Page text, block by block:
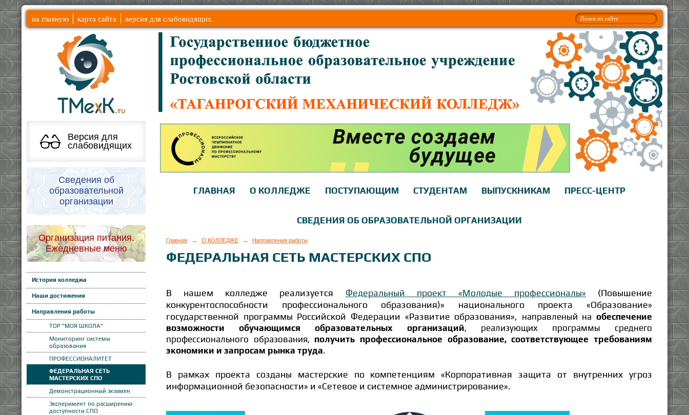
на главную карта сайта версия для слабовидящих
Версия для
слабовидящих
Сведения об
образовательной
организации
Организация питания.
Ежедневные меню
История колледжа
Наши достижения
Направления работы
ТОР "МОЯ ШКОЛА"
Мониторинг системы
образования
ПРОФЕССИОНАЛИТЕТ
ФЕДЕРАЛЬНАЯ СЕТЬ
МАСТЕРСКИХ СПО
Демонстрационный экзамен
Эксперимент по расширению
доступности СПО
ГЛАВНАЯ О КОЛЛЕДЖЕ ПОСТУПАЮЩИМ СТУДЕНТАМ ВЫПУСКНИКАМ ПРЕСС-ЦЕНТР
СВЕДЕНИЯ ОБ ОБРАЗОВАТЕЛЬНОЙ ОРГАНИЗАЦИИ
Главная → О КОЛЛЕДЖЕ → Направления работы
ФЕДЕРАЛЬНАЯ СЕТЬ МАСТЕРСКИХ СПО
В нашем колледже реализуется Федеральный проект «Молодые профессионалы» (Повышение
конкурентоспособности профессионального образования)» национального проекта «Образование»
государственной программы Российской Федерации «Развитие образования», направленый на обеспечение
возможности обучающимся образовательных организаций, реализующих программы среднего
профессионального образования, получить профессиональное образование, соответствующее требованиям
экономики и запросам рынка труда.
В рамках проекта созданы мастерские по компетенциям «Корпоративная защита от внутренних угроз
информационной безопасности» и «Сетевое и системное администрирование».